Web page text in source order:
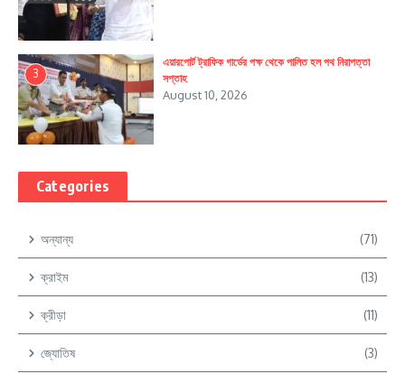
3
এয়ারপোর্ট ট্রাফিক গার্ডের পক্ষ থেকে পালিত হল পথ নিরাপত্তা
সপ্তাহ
August 10, 2026
Categories
অন্যান্য (71)
ক্রাইম (13)
ক্রীড়া (11)
জ্যোতিষ (3)